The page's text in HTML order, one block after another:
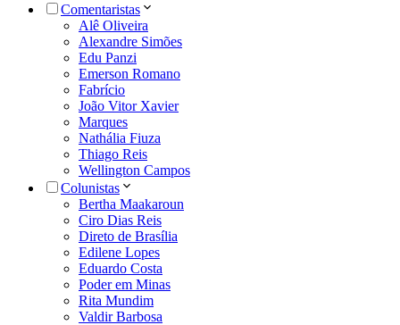
Comentaristas
Alê Oliveira
Alexandre Simões
Edu Panzi
Emerson Romano
Fabrício
João Vitor Xavier
Marques
Nathália Fiuza
Thiago Reis
Wellington Campos
Colunistas
Bertha Maakaroun
Ciro Dias Reis
Direto de Brasília
Edilene Lopes
Eduardo Costa
Poder em Minas
Rita Mundim
Valdir Barbosa